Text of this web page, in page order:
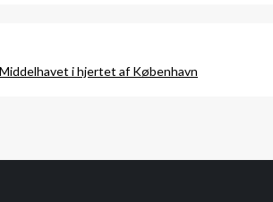
i hjertet af København